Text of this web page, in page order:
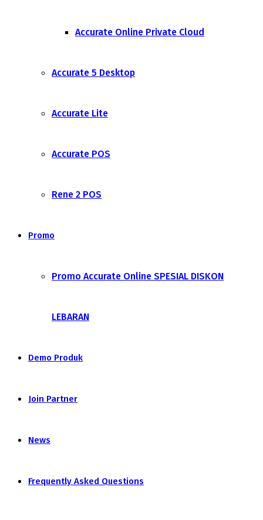
Accurate Online Private Cloud
Accurate 5 Desktop
Accurate Lite
Accurate POS
Rene 2 POS
Promo
Promo Accurate Online SPESIAL DISKON
LEBARAN
Demo Produk
Join Partner
News
Frequently Asked Questions